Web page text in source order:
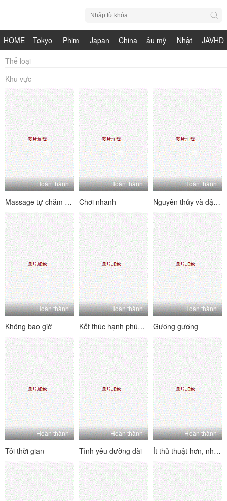
HOME
Tokyo
Phim
Japan
China
âu mỹ
Nhật
JAVHD
Thể loại
Khu vực
Hoàn thành
Massage tự chăm sóc
Hoàn thành
Chơi nhanh
Hoàn thành
Nguyên thủy và đập mạnh
Hoàn thành
Không bao giờ
Hoàn thành
Kết thúc hạnh phúc đầu tiên của tôi
Hoàn thành
Gương gương
Hoàn thành
Tôi thời gian
Hoàn thành
Tình yêu đường dài
Hoàn thành
Ít thủ thuật hơn, nhiều ngực hơn!